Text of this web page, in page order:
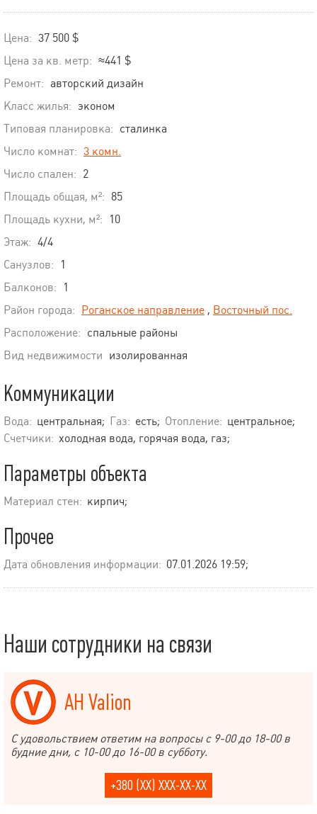
Цена: 37 500 $
Цена за кв. метр: ≈441 $
Ремонт: авторский дизайн
Класс жилья: эконом
Типовая планировка: сталинка
Число комнат: 3 комн.
Число спален: 2
Площадь общая, м²: 85
Площадь кухни, м²:
10
Этаж: 4/4
Санузлов:
1
Балконов:
1
Район города: Роганское направление , Восточный пос.
Расположение: спальные районы
Вид недвижимости изолированная
Коммуникации
Вода: центральная; Газ: есть; Отопление: центральное;
Счетчики: холодная вода, горячая вода, газ;
Параметры объекта
Материал стен: кирпич;
Прочее
Дата обновления информации: 07.01.2026 19:59;
Наши сотрудники на связи
АН Valion
С удовольствием ответим на вопросы с 9-00 до 18-00 в
будние дни, с 10-00 до 16-00 в субботу.
+380 (XX) XXX-XX-XX